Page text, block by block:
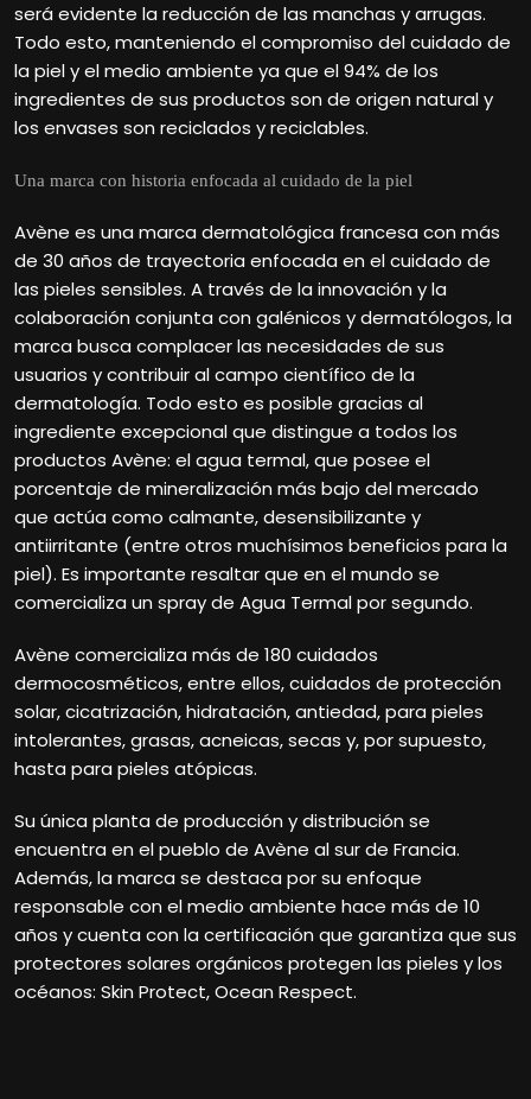
será evidente la reducción de las manchas y arrugas.
Todo esto, manteniendo el compromiso del cuidado de
la piel y el medio ambiente ya que el 94% de los
ingredientes de sus productos son de origen natural y
los envases son reciclados y reciclables.
Una marca con historia enfocada al cuidado de la piel
Avène es una marca dermatológica francesa con más
de 30 años de trayectoria enfocada en el cuidado de
las pieles sensibles. A través de la innovación y la
colaboración conjunta con galénicos y dermatólogos, la
marca busca complacer las necesidades de sus
usuarios y contribuir al campo científico de la
dermatología. Todo esto es posible gracias al
ingrediente excepcional que distingue a todos los
productos Avène: el agua termal, que posee el
porcentaje de mineralización más bajo del mercado
que actúa como calmante, desensibilizante y
antiirritante (entre otros muchísimos beneficios para la
piel). Es importante resaltar que en el mundo se
comercializa un spray de Agua Termal por segundo.
Avène comercializa más de 180 cuidados
dermocosméticos, entre ellos, cuidados de protección
solar, cicatrización, hidratación, antiedad, para pieles
intolerantes, grasas, acneicas, secas y, por supuesto,
hasta para pieles atópicas.
Su única planta de producción y distribución se
encuentra en el pueblo de Avène al sur de Francia.
Además, la marca se destaca por su enfoque
responsable con el medio ambiente hace más de 10
años y cuenta con la certificación que garantiza que sus
protectores solares orgánicos protegen las pieles y los
océanos: Skin Protect, Ocean Respect.